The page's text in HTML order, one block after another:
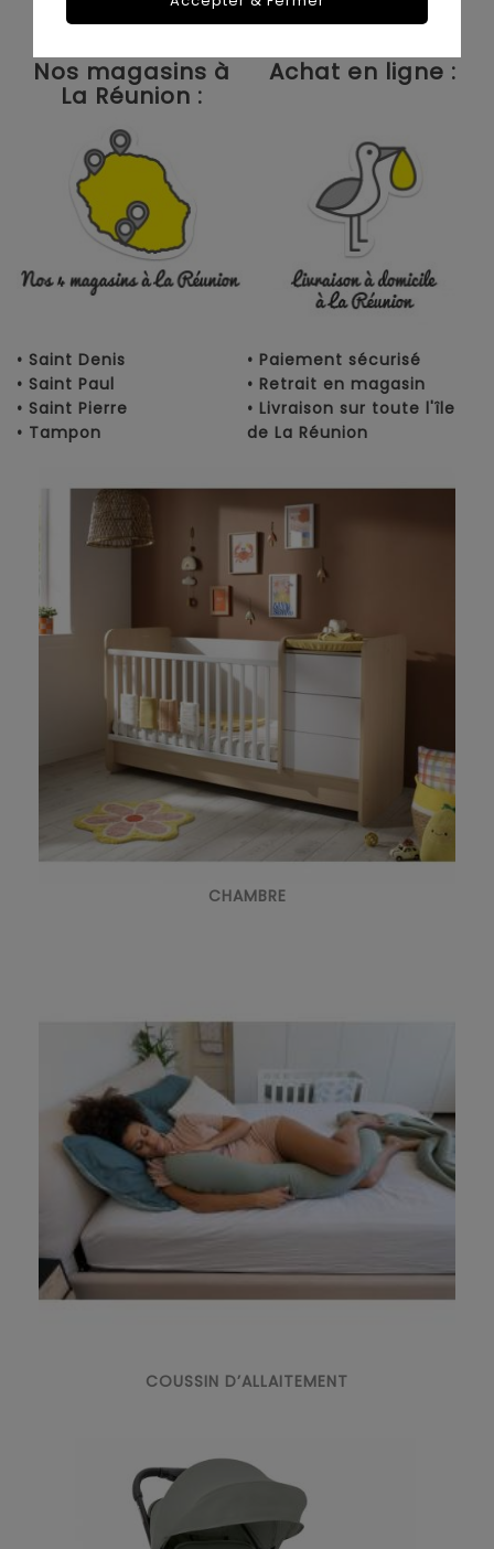
meilleurs prix sur l'île de la Réunion !
Nos magasins à
La Réunion :
Achat en ligne :
• Saint Denis
• Saint Paul
• Saint Pierre
• Tampon
• Paiement sécurisé
• Retrait en magasin
• Livraison sur toute l'île
de La Réunion
CHAMBRE
COUSSIN D’ALLAITEMENT